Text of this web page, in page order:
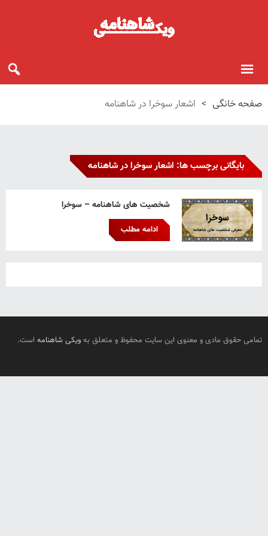
صفحه خانگی > اشعار سوخرا در شاهنامه
بایگانی برچسب ها: اشعار سوخرا در شاهنامه
شخصیت های شاهنامه – سوخرا
ادامه مطلب
تمامی حقوق مادی و معنوی این سایت محفوظ و متعلق به ویکی شاهنامه است.